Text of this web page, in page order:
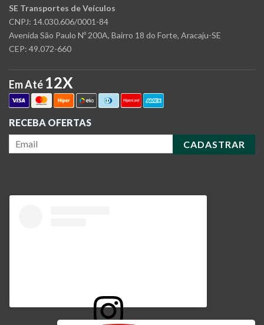
SE Transportes de Veículos
CNPJ: 14.030.606/0001-84
Avenida São Paulo Nº 200A, Bairro 18 do Forte, Aracaju-SE
CEP: 49.072-660
Em Até 12X
RECEBA OFERTAS
CADASTRAR